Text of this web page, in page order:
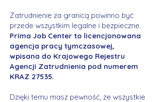
Zatrudnienie za granicą powinno być
przede wszystkim legalne i bezpieczne.
Prima Job Center to licencjonowana
agencja pracy tymczasowej,
wpisana do Krajowego Rejestru
Agencji Zatrudnienia pod numerem
KRAZ 27535.
Dzięki temu masz pewność, że wszystkie